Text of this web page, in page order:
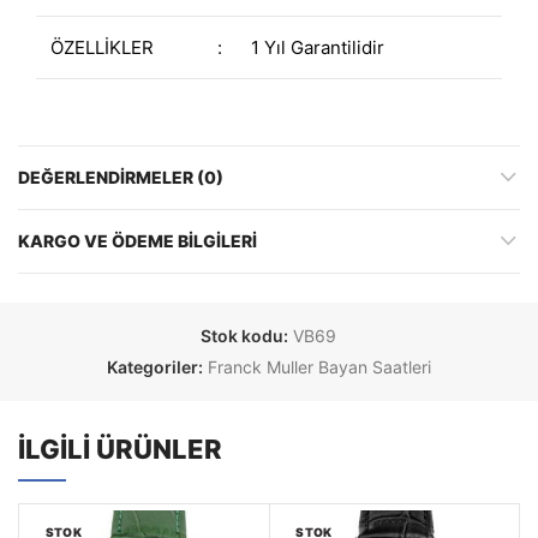
ÖZELLİKLER : 1 Yıl Garantilidir
DEĞERLENDIRMELER (0)
KARGO VE ÖDEME BILGILERI
Stok kodu: VB69
Kategoriler: Franck Muller Bayan Saatleri
İLGILI ÜRÜNLER
STOK
STOK